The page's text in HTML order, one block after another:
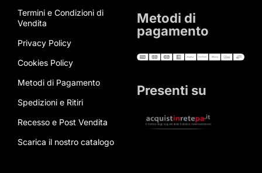
Termini e Condizioni di
Vendita
Privacy Policy
Cookies Policy
Metodi di Pagamento
Spedizioni e Ritiri
Recesso e Post Vendita
Scarica il nostro catalogo
Metodi di
pagamento
Presenti su